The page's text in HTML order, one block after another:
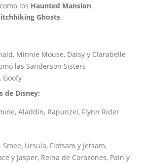
los Haunted Mansion
Ghosts.
Minnie Mouse, Daisy y Clarabelle
las Sanderson Sisters
Goofy
de Disney:
Aladdin, Rapunzel, Flynn Rider
Ursula, Flotsam y Jetsam,
y Jasper, Reina de Corazones, Pain y